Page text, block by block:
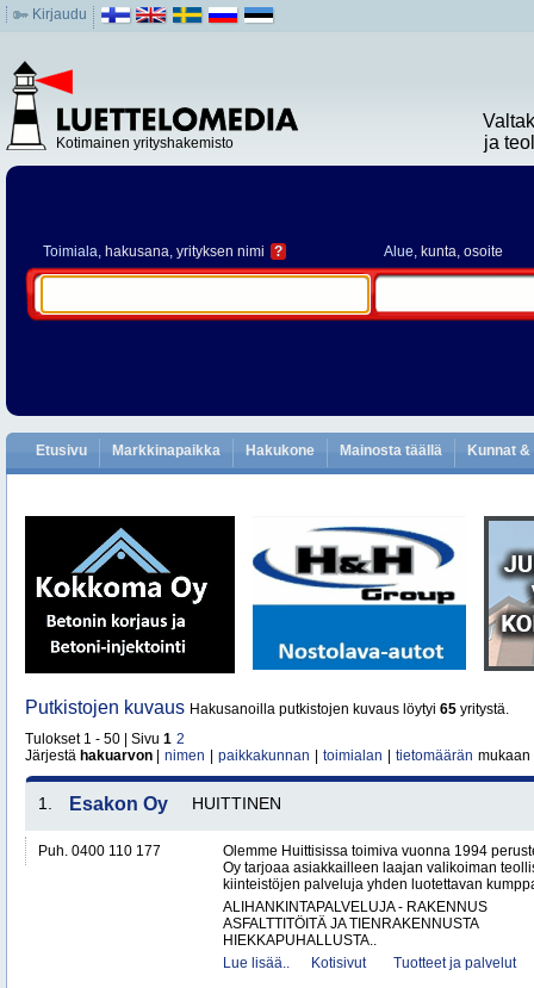
Kirjaudu
Kotimainen yrityshakemisto
ja
Toimiala, hakusana, yrityksen nimi ? Alue, kunta, osoite
Etusivu Markkinapaikka Hakukone Mainosta täällä Kunnat
Putkistojen kuvaus Hakusanoilla putkistojen kuvaus löytyi 65 yritystä.
Tulokset 1 - 50 | Sivu 1 2
Järjestä hakuarvon nimen paikkakunnan toimialan tietomäärän mukaan
1. Esakon Oy HUITTINEN
Puh. 0400 110 177
Olemme Huittisissa toimiva vuonna 1994
Oy tarjoaa asiakkailleen laajan valikoiman
kiinteistöjen palveluja yhden luotettavan
ALIHANKINTAPALVELUJA - RAKENNUS
ASFALTTITÖITÄ JA TIENRAKENNUSTA
HIEKKAPUHALLUSTA..
Lue lisää..
Kotisivut Tuotteet ja palvelut